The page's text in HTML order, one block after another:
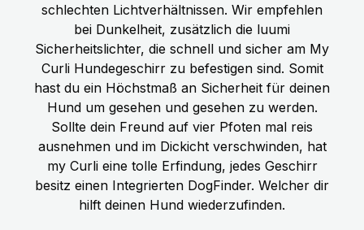
schlechten Lichtverhältnissen. Wir empfehlen
bei Dunkelheit, zusätzlich die luumi
Sicherheitslichter, die schnell und sicher am My
Curli Hundegeschirr zu befestigen sind. Somit
hast du ein Höchstmaß an Sicherheit für deinen
Hund um gesehen und gesehen zu werden.
Sollte dein Freund auf vier Pfoten mal reis
ausnehmen und im Dickicht verschwinden, hat
my Curli eine tolle Erfindung, jedes Geschirr
besitz einen Integrierten DogFinder. Welcher dir
hilft deinen Hund wiederzufinden.